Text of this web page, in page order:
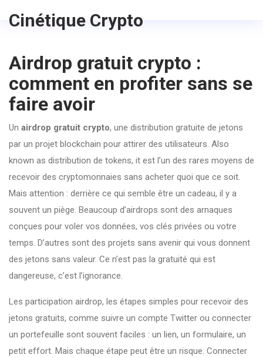
Cinétique Crypto
Airdrop gratuit crypto :
comment en profiter sans se
faire avoir
Un airdrop gratuit crypto, une distribution gratuite de jetons
par un projet blockchain pour attirer des utilisateurs. Also
known as distribution de tokens, it est l’un des rares moyens de
recevoir des cryptomonnaies sans acheter quoi que ce soit.
Mais attention : derrière ce qui semble être un cadeau, il y a
souvent un piège. Beaucoup d’airdrops sont des arnaques
conçues pour voler vos données, vos clés privées ou votre
temps. D’autres sont des projets sans avenir qui vous donnent
des jetons sans valeur. Ce n’est pas la gratuité qui est
dangereuse, c’est l’ignorance.
Les participation airdrop, les étapes simples pour recevoir des
jetons gratuits, comme suivre un compte Twitter ou connecter
un portefeuille sont souvent faciles : un lien, un formulaire, un
petit effort. Mais chaque étape peut être un risque. Connecter